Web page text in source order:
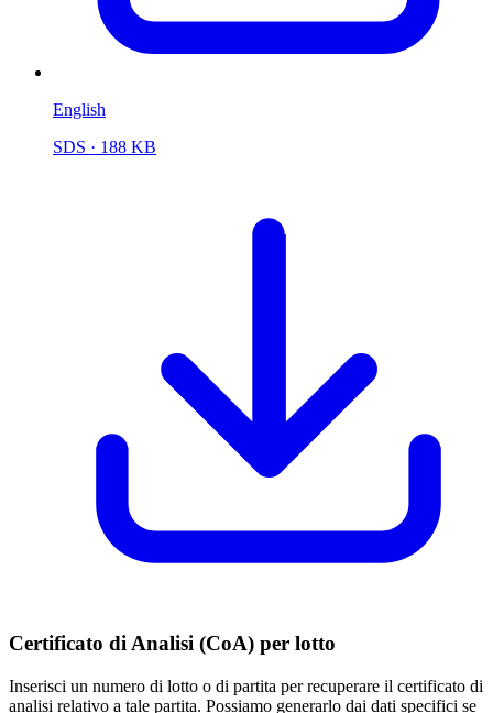
English
SDS · 188 KB
Certificato di Analisi (CoA) per lotto
Inserisci un numero di lotto o di partita per recuperare il certificato di
analisi relativo a tale partita. Possiamo generarlo dai dati specifici se